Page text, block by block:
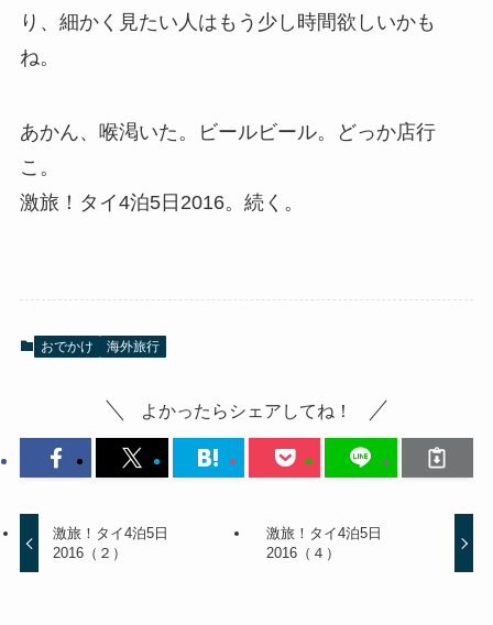
り、細かく見たい人はもう少し時間欲しいかも
ね。
あかん、喉渇いた。ビールビール。どっか店行
こ。
激旅！タイ4泊5日2016。続く。
おでかけ 海外旅行
よかったらシェアしてね！
激旅！タイ4泊5日
2016（２）
激旅！タイ4泊5日
2016（４）